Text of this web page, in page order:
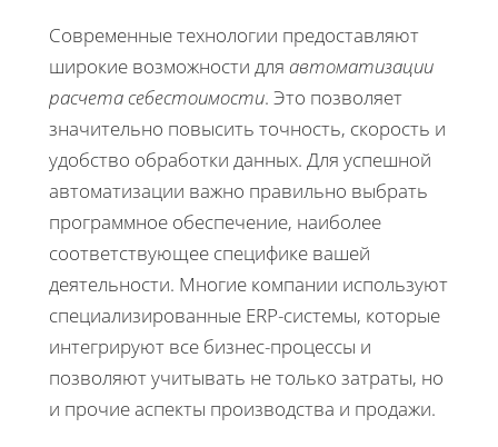
Современные технологии предоставляют
широкие возможности для автоматизации
расчета себестоимости. Это позволяет
значительно повысить точность, скорость и
удобство обработки данных. Для успешной
автоматизации важно правильно выбрать
программное обеспечение, наиболее
соответствующее специфике вашей
деятельности. Многие компании используют
специализированные ERP-системы, которые
интегрируют все бизнес-процессы и
позволяют учитывать не только затраты, но
и прочие аспекты производства и продажи.